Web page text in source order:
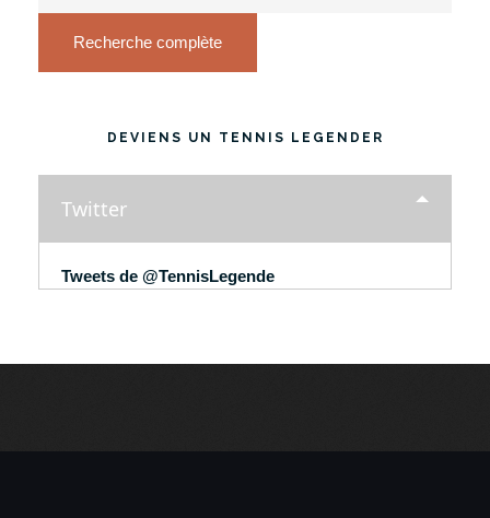
Recherche complète
DEVIENS UN TENNIS LEGENDER
Twitter
Tweets de @TennisLegende